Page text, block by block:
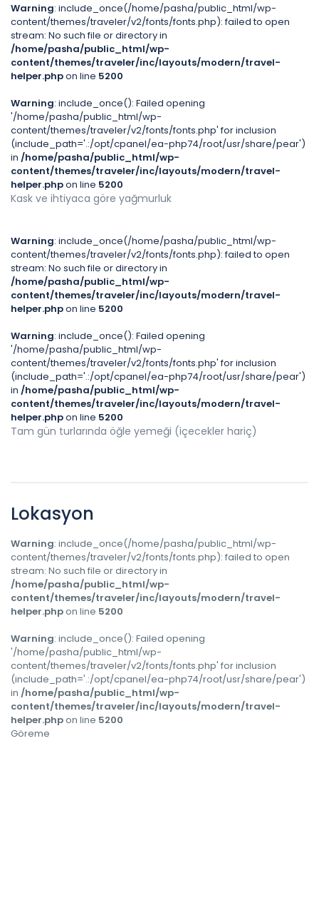
Warning: include_once(/home/pasha/public_html/wp-
content/themes/traveler/v2/fonts/fonts.php): failed to open
stream: No such file or directory in
/home/pasha/public_html/wp-
content/themes/traveler/inc/layouts/modern/travel-
helper.phpon line 5200
Warning: include_once(): Failed opening
'/home/pasha/public_html/wp-
content/themes/traveler/v2/fonts/fonts.php' for inclusion
(include_path='.:/opt/cpanel/ea-php74/root/usr/share/pear')
in /home/pasha/public_html/wp-
content/themes/traveler/inc/layouts/modern/travel-
helper.phpon line 5200
Kask ve ihtiyaca göre yağmurluk
Warning: include_once(/home/pasha/public_html/wp-
content/themes/traveler/v2/fonts/fonts.php): failed to open
stream: No such file or directory in
/home/pasha/public_html/wp-
content/themes/traveler/inc/layouts/modern/travel-
helper.phpon line 5200
Warning: include_once(): Failed opening
'/home/pasha/public_html/wp-
content/themes/traveler/v2/fonts/fonts.php' for inclusion
(include_path='.:/opt/cpanel/ea-php74/root/usr/share/pear')
in /home/pasha/public_html/wp-
content/themes/traveler/inc/layouts/modern/travel-
helper.phpon line 5200
Tam gün turlarında öğle yemeği (içecekler hariç)
Lokasyon
Warning: include_once(/home/pasha/public_html/wp-
content/themes/traveler/v2/fonts/fonts.php): failed to open
stream: No such file or directory in
/home/pasha/public_html/wp-
content/themes/traveler/inc/layouts/modern/travel-
helper.phpon line 5200
Warning: include_once(): Failed opening
'/home/pasha/public_html/wp-
content/themes/traveler/v2/fonts/fonts.php' for inclusion
(include_path='.:/opt/cpanel/ea-php74/root/usr/share/pear')
in /home/pasha/public_html/wp-
content/themes/traveler/inc/layouts/modern/travel-
helper.phpon line 5200
Göreme